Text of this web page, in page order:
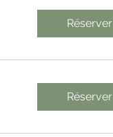
Réserver
Réserver